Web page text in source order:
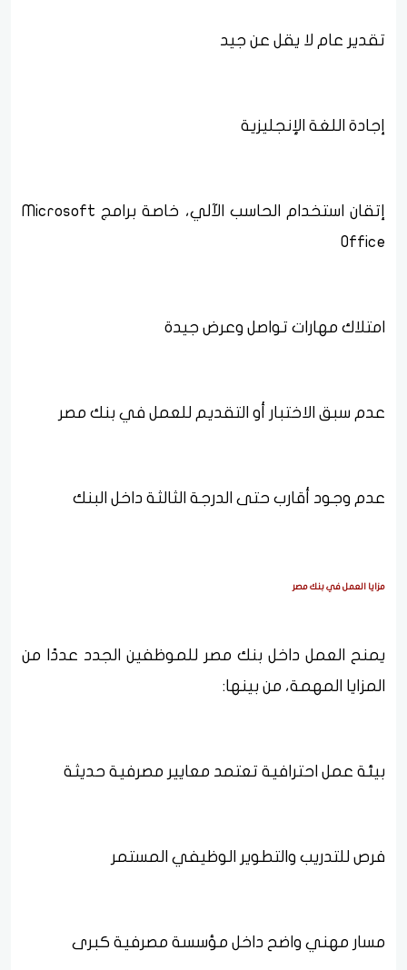
تقدير عام لا يقل عن جيد
إجادة اللغة الإنجليزية
إتقان استخدام الحاسب الآلي، خاصة برامج Microsoft
Office
امتلاك مهارات تواصل وعرض جيدة
عدم سبق الاختبار أو التقديم للعمل في بنك مصر
عدم وجود أقارب حتى الدرجة الثالثة داخل البنك
مزايا العمل في بنك مصر
يمنح العمل داخل بنك مصر للموظفين الجدد عددًا من
المزايا المهمة، من بينها:
بيئة عمل احترافية تعتمد معايير مصرفية حديثة
فرص للتدريب والتطوير الوظيفي المستمر
مسار مهني واضح داخل مؤسسة مصرفية كبرى